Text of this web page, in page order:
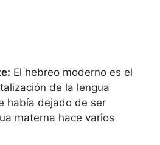
El hebreo moderno es el
de la lengua
había dejado de ser
materna hace varios